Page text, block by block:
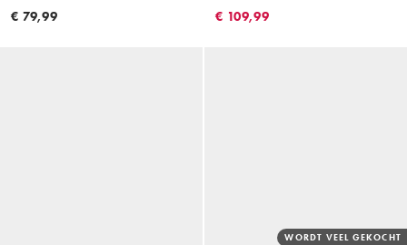
overhemd met lange mouwen in
€ 79,99
groenblauw
€ 109,99
WORDT VEEL GEKOCHT